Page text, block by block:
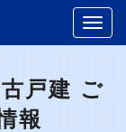
戸建 ご
報